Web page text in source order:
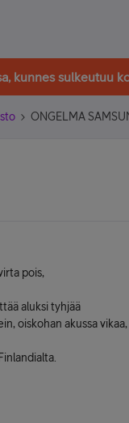
kunnes sulkeutuu
ONGELMA
pois,
aluksi tyhjää
oiskohan akussa